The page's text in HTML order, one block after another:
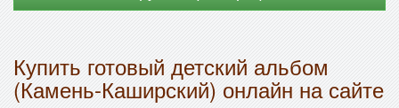
Купить готовый детский альбом
(Камень-Каширский) онлайн на сайте